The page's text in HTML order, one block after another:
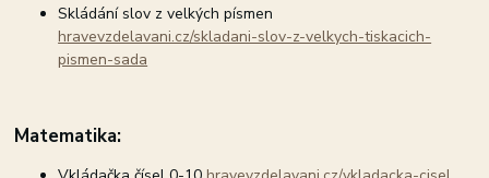
Skládání slov z velkých písmen
hravevzdelavani.cz/skladani-slov-z-velkych-tiskacich-
pismen-sada
Matematika: